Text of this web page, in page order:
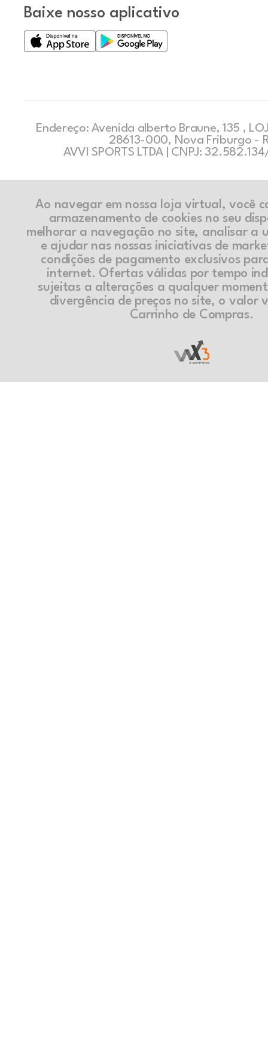
Baixe nosso aplicativo
Endereço: Avenida alberto Braune, 135 ,
28613-000, Nova Friburgo -
AVVI SPORTS LTDA | CNPJ:
Ao navegar em nossa loja virtual, você
armazenamento de cookies no seu
melhorar a navegação no site, analisar a
e ajudar nas nossas iniciativas de
condições de pagamento exclusivos
internet. Ofertas válidas por tempo
sujeitas a alterações a qualquer
divergência de preços no site, o valor
Carrinho de Compras.